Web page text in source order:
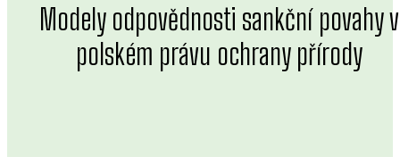
Modely odpovědnosti sankční povahy v
polském právu ochrany přírody